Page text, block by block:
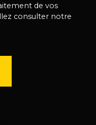
de vos
consulter notre